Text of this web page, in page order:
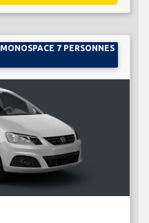
MONOSPACE 7 PERSONNES